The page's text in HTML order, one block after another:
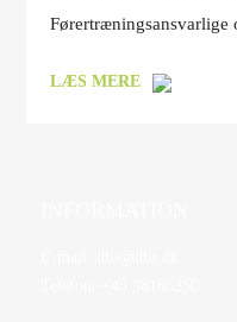
Førertræningsansvarlige
LÆS MERE